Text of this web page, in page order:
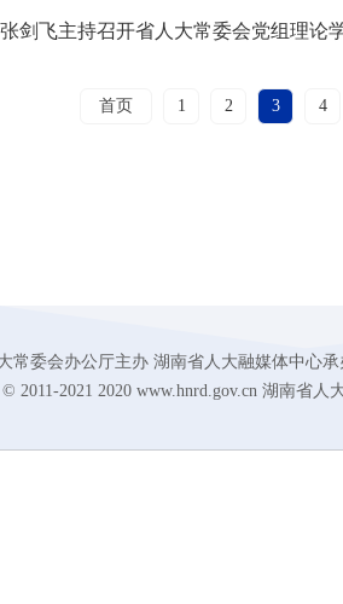
张剑飞主持召开省人大常委会党组理论
首页 1 2 3 4
常委会办公厅主办 湖南省人大融媒体中心
2011-2021 2020 www.hnrd.gov.cn 湖南省